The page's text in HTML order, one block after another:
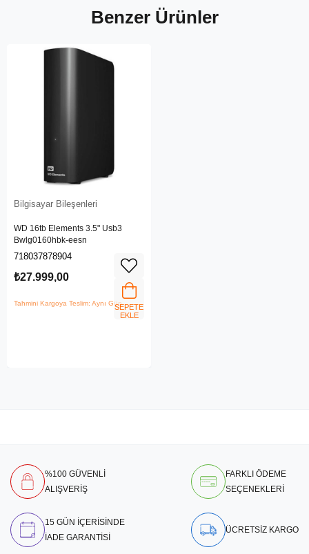
Benzer Ürünler
Bilgisayar Bileşenleri
WD 16tb Elements 3.5" Usb3
Bwlg0160hbk-eesn
718037878904
₺27.999,00
Tahmini Kargoya Teslim: Aynı GünSEPETE
EKLE
%100 GÜVENLİ
ALIŞVERİŞ
FARKLI ÖDEME
SEÇENEKLERİ
15 GÜN İÇERİSİNDE
İADE GARANTİSİ
ÜCRETSİZ KARGO